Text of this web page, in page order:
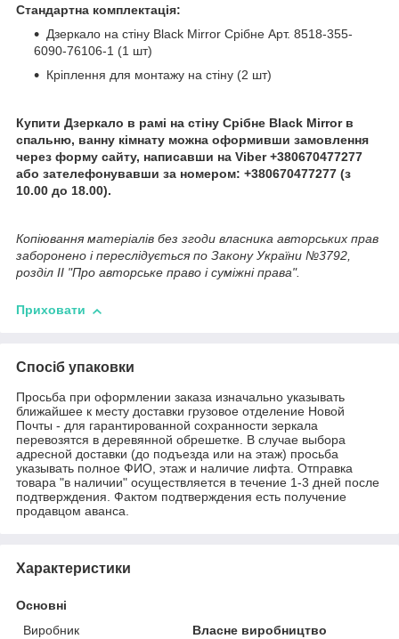
Стандартна комплектація:
Дзеркало на стіну Black Mirror Срібне Арт. 8518-355-
6090-76106-1 (1 шт)
Кріплення для монтажу на стіну (2 шт)
Купити Дзеркало в рамі на стіну Срібне Black Mirror в
спальню, ванну кімнату можна оформивши замовлення
через форму сайту, написавши на Viber +380670477277
або зателефонувавши за номером: +380670477277 (з
10.00 до 18.00).
Копіювання матеріалів без згоди власника авторських прав
заборонено і переслідується по Закону України №3792,
розділ II "Про авторське право і суміжні права".
Приховати
Спосіб упаковки
Просьба при оформлении заказа изначально указывать
ближайшее к месту доставки грузовое отделение Новой
Почты - для гарантированной сохранности зеркала
перевозятся в деревянной обрешетке. В случае выбора
адресной доставки (до подъезда или на этаж) просьба
указывать полное ФИО, этаж и наличие лифта. Отправка
товара "в наличии" осуществляется в течение 1-3 дней после
подтверждения. Фактом подтверждения есть получение
продавцом аванса.
Характеристики
Основні
Виробник
Власне виробництво